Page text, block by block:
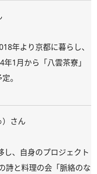
年より京都に暮らし、
1月から「八雲茶寮」
。
さん
、自身のプロジェクト
詩と料理の会「脈絡のな